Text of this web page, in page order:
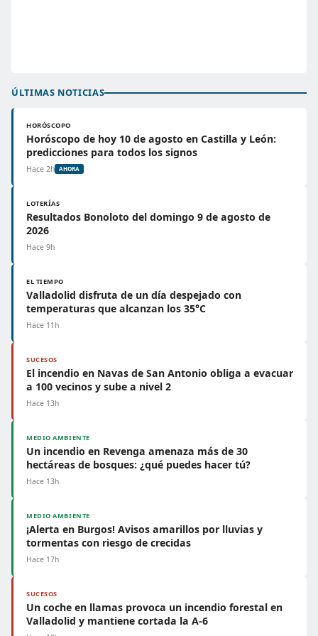
ÚLTIMAS NOTICIAS
HORÓSCOPO
Horóscopo de hoy 10 de agosto en Castilla y León:
predicciones para todos los signos
Hace 2h AHORA
LOTERÍAS
Resultados Bonoloto del domingo 9 de agosto de
2026
Hace 9h
EL TIEMPO
Valladolid disfruta de un día despejado con
temperaturas que alcanzan los 35°C
Hace 11h
SUCESOS
El incendio en Navas de San Antonio obliga a evacuar
a 100 vecinos y sube a nivel 2
Hace 13h
MEDIO AMBIENTE
Un incendio en Revenga amenaza más de 30
hectáreas de bosques: ¿qué puedes hacer tú?
Hace 13h
MEDIO AMBIENTE
¡Alerta en Burgos! Avisos amarillos por lluvias y
tormentas con riesgo de crecidas
Hace 17h
SUCESOS
Un coche en llamas provoca un incendio forestal en
Valladolid y mantiene cortada la A-6